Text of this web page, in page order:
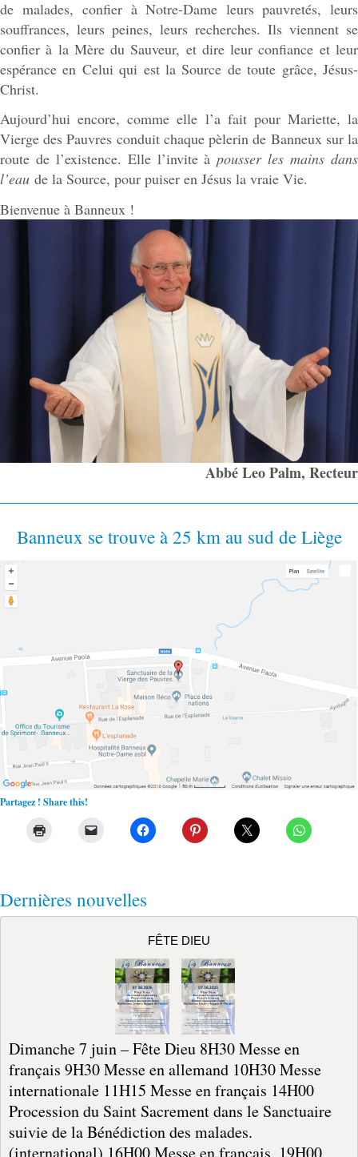
Dernières nouvelles
FÊTE DIEU
Dimanche 7 juin – Fête Dieu 8H30 Messe en
français 9H30 Messe en allemand 10H30 Messe
internationale 11H15 Messe en français 14H00
Procession du Saint Sacrement dans le Sanctuaire
suivie de la Bénédiction des malades.
(international) 16H00 Messe en français. 19H00
LIRE L'ARTICLE…
Posted On: 6th juin 2026
NEUVAINE DE LA PENTECÔTE
Neuf jours pour préparer la fête de la
Pentecôte avec la Vierge des Pauvres. Pendant les
neuf jours qui séparent la fête de l’Ascension de
celle de la Pentecôte, l’Eglise implore la venue de
l’Esprit Saint. « Viens, Esprit de feu, viens nous
embraser. » Car il faut que toutes les communautés
chrétiennes…
LIRE L'ARTICLE…
Posted On: 13th mai 2026
1 MAI OUVERTURE DE LA SAISON DES PÈLERINAGES ET
MARCHE DES VOCATIONS
Ouverture de la saison des pèlerinages CONDUIS
NOS PAS AU CHEMIN DE LA PAIX 8H30
Messe en français 9H30 Messe en allemand
10H30 Messe internationale présidée par Mgr
Delville, évêque de Liège 11H15 Messe en
français 15H00 Bénédiction des malades.…
LIRE L'ARTICLE…
Posted On: 28th avril 2026